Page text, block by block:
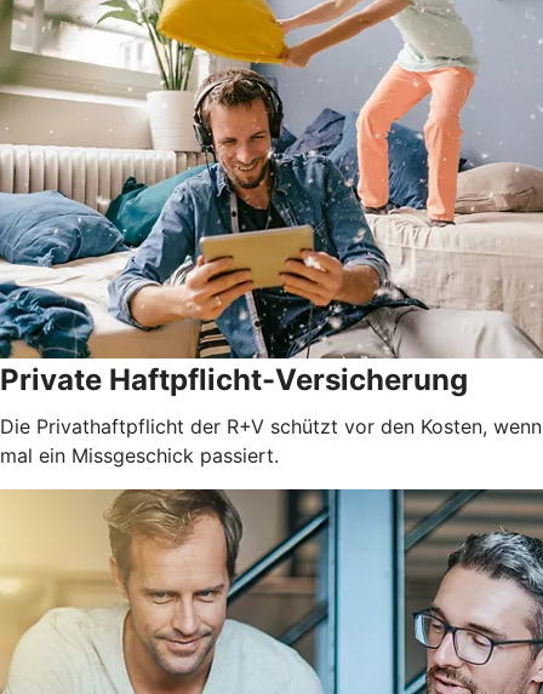
Private Haftpflicht-Versicherung
Die Privathaftpflicht der R+V schützt vor den Kosten, wenn
mal ein Missgeschick passiert.